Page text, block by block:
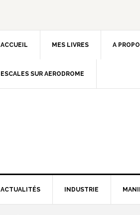
ACCUEIL MES LIVRES A
ESCALES SUR AERODROME
ACTUALITÉS INDUSTRIE